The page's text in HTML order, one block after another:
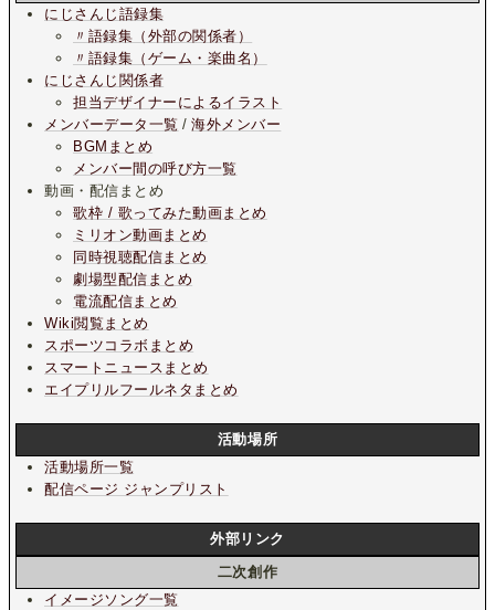
にじさんじ語録集
〃語録集（外部の関係者）
〃語録集（ゲーム・楽曲名）
にじさんじ関係者
担当デザイナーによるイラスト
メンバーデータ一覧 /海外メンバー
BGMまとめ
メンバー間の呼び方一覧
動画・配信まとめ
歌枠 / 歌ってみた動画まとめ
ミリオン動画まとめ
同時視聴配信まとめ
劇場型配信まとめ
電流配信まとめ
Wiki閲覧まとめ
スポーツコラボまとめ
スマートニュースまとめ
エイプリルフールネタまとめ
活動場所
活動場所一覧
配信ページ ジャンプリスト
外部リンク
二次創作
イメージソング一覧